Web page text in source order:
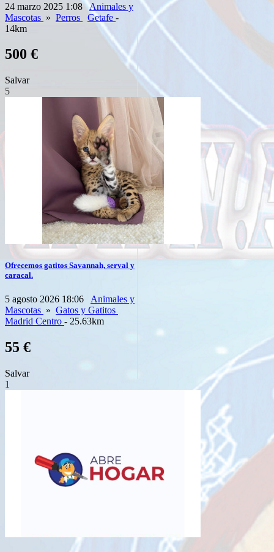
24 marzo 2025 1:08 Animales y
Mascotas » Perros Getafe -
14km
500 €
Salvar
5
Ofrecemos gatitos Savannah, serval y
caracal.
5 agosto 2026 18:06
Animales y
Mascotas » Gatos y Gatitos
Madrid Centro - 25.63km
55 €
Salvar
1